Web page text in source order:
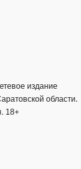
издание
области.
18+